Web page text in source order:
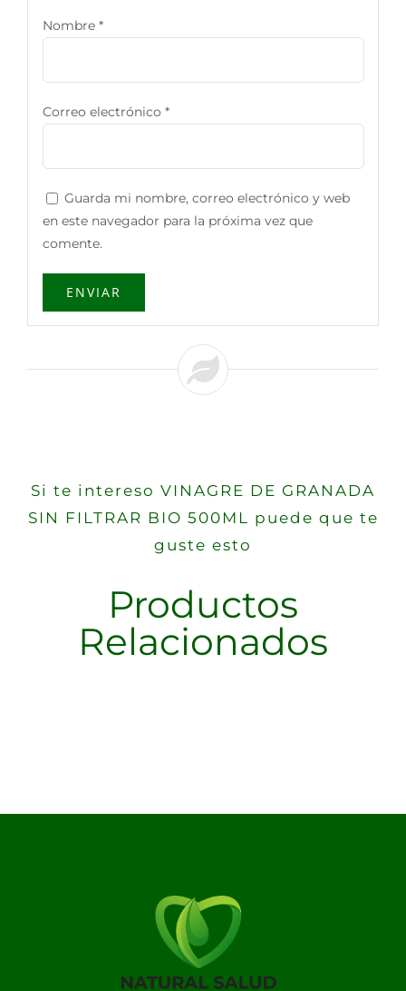
Nombre *
Correo electrónico *
Guarda mi nombre, correo electrónico y web
en este navegador para la próxima vez que
comente.
Si te intereso VINAGRE DE GRANADA
SIN FILTRAR BIO 500ML puede que te
guste esto
Productos
Relacionados